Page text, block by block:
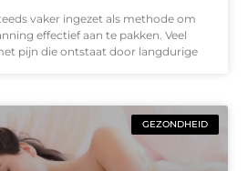
vaker ingezet als methode om
effectief aan te pakken. Veel
pijn die ontstaat door langdurige
GEZONDHEID